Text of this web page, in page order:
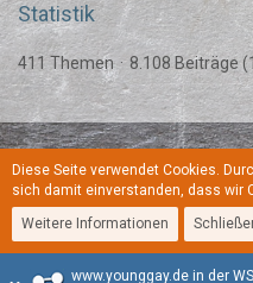
Statistik
411 Themen 8.108 Beiträge
Regeln Datenschutzerklärung
Stil:
www.younggay.de in der
Diese Seite verwendet Cookies.
sich damit einverstanden, dass wir
Weitere Informationen